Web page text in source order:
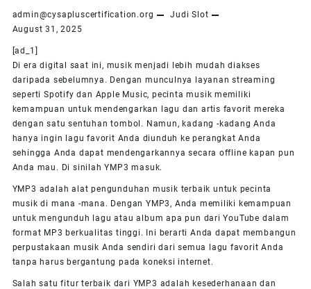
admin@cysapluscertification.org
Judi Slot
August 31, 2025
[ad_1]
Di era digital saat ini, musik menjadi lebih mudah diakses
daripada sebelumnya. Dengan munculnya layanan streaming
seperti Spotify dan Apple Music, pecinta musik memiliki
kemampuan untuk mendengarkan lagu dan artis favorit mereka
dengan satu sentuhan tombol. Namun, kadang -kadang Anda
hanya ingin lagu favorit Anda diunduh ke perangkat Anda
sehingga Anda dapat mendengarkannya secara offline kapan pun
Anda mau. Di sinilah YMP3 masuk.
YMP3 adalah alat pengunduhan musik terbaik untuk pecinta
musik di mana -mana. Dengan YMP3, Anda memiliki kemampuan
untuk mengunduh lagu atau album apa pun dari YouTube dalam
format MP3 berkualitas tinggi. Ini berarti Anda dapat membangun
perpustakaan musik Anda sendiri dari semua lagu favorit Anda
tanpa harus bergantung pada koneksi internet.
Salah satu fitur terbaik dari YMP3 adalah kesederhanaan dan